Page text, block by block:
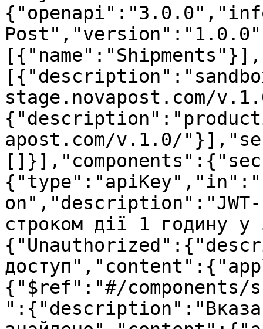
stage.novapost.com/
apost.com/v.1.0/
on","description":"JWT-
строком дії 1 годину
{"$ref":"#/components/